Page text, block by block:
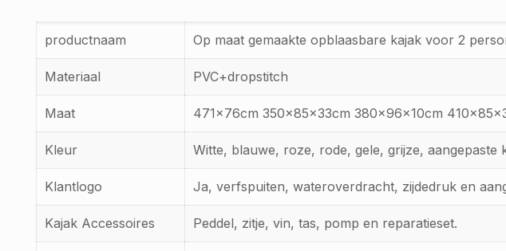
productnaam Op maat gemaakte opblaasbare kajak voor 2
Materiaal PVC+dropstitch
Maat 471x76cm 350x85x33cm 380x96x10cm
Kleur Witte, blauwe, roze, rode, gele, grijze, aangepaste
Klantlogo Ja, verfspuiten, wateroverdracht, zijdedruk en
Kajak Accessoires Peddel, zitje, vin, tas, pomp en reparatieset.